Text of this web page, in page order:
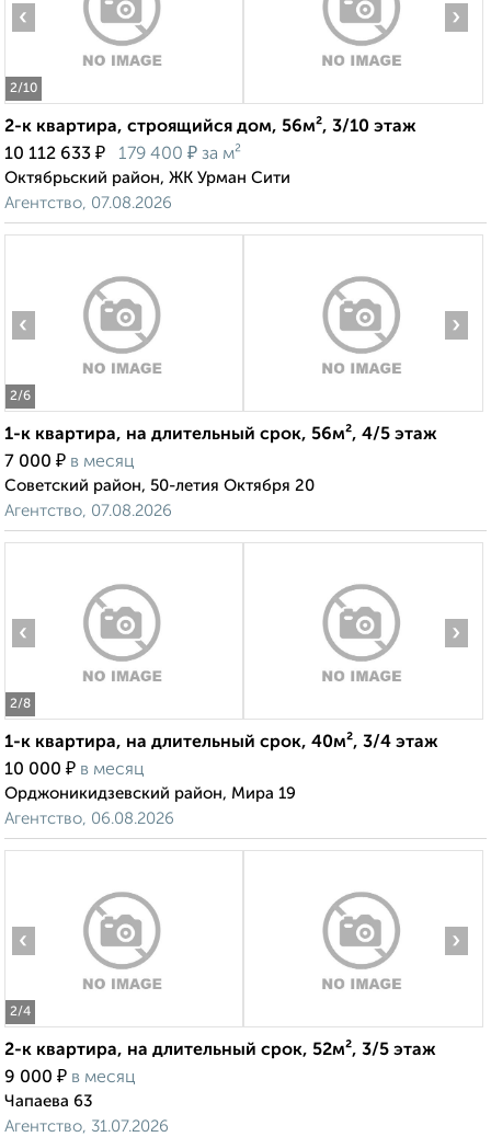
2/10
‹ ›
2-к квартира, строящийся дом, 56м², 3/10 этаж
10 112 633 ₽ 179 400 ₽ за м²
Октябрьский район, ЖК Урман Сити
Агентство, 07.08.2026
2/6
‹ ›
1-к квартира, на длительный срок, 56м², 4/5 этаж
7 000 ₽ в месяц
Советский район, 50-летия Октября 20
Агентство, 07.08.2026
2/8
‹ ›
1-к квартира, на длительный срок, 40м², 3/4 этаж
10 000 ₽ в месяц
Орджоникидзевский район, Мира 19
Агентство, 06.08.2026
2/4
‹ ›
2-к квартира, на длительный срок, 52м², 3/5 этаж
9 000 ₽ в месяц
Чапаева 63
Агентство, 31.07.2026